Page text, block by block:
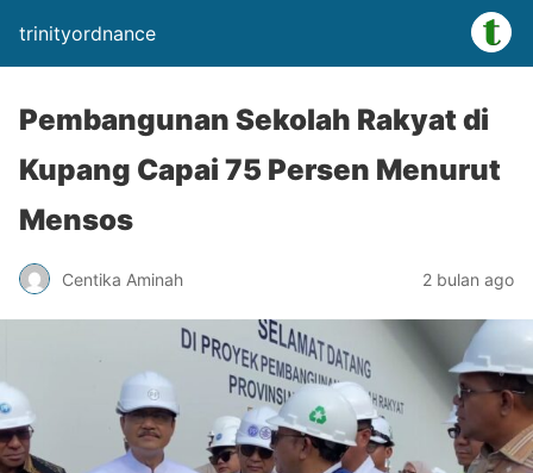
trinityordnance
Pembangunan Sekolah Rakyat di
Kupang Capai 75 Persen Menurut
Mensos
Centika Aminah 2 bulan ago